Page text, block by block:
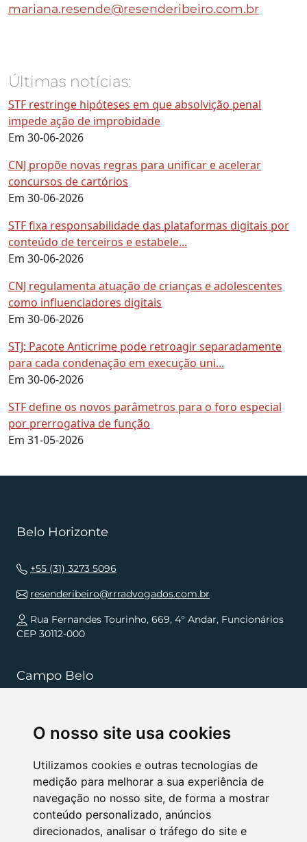
O nosso site usa cookies
Utilizamos cookies e outras tecnologias de
medição para melhorar a sua experiência de
navegação no nosso site, de forma a mostrar
conteúdo personalizado, anúncios
direcionados, analisar o tráfego do site e
mariana.resende@resenderibeiro.com.br
Últimas notícias:
STF restringe hipóteses em que absolvição penal
impede ação de improbidade
Em 30-06-2026
CNJ propõe novas regras para unificar e acelerar
concursos de cartórios
Em 30-06-2026
STF fixa responsabilidade das plataformas digitais por
conteúdo de terceiros e estabele...
Em 30-06-2026
CNJ regulamenta atuação de crianças e adolescentes
como influenciadores digitais
Em 30-06-2026
STJ: Pacote Anticrime pode retroagir separadamente
para cada condenação em execução uni...
Em 30-06-2026
STF define os novos parâmetros para o foro especial
por prerrogativa de função
Em 31-05-2026
Belo Horizonte
+55 (31) 3273 5096
resenderibeiro@rrradvogados.com.br
Rua Fernandes Tourinho, 669, 4° Andar, Funcionários
CEP 30112-000
Campo Belo
resenderibeiro.cb@rrradvogados.com.br
Rua João Pinheiro, 181, , Centro CEP 37270-000
NÓS APOIAMOS